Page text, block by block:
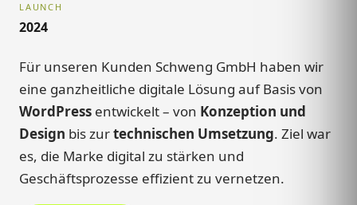
LAUNCH
2024
Für unseren Kunden Schweng GmbH haben wir
eine ganzheitliche digitale Lösung auf Basis von
WordPress entwickelt – von Konzeption und
Design bis zurtechnischen Umsetzung. Ziel war
es, die Marke digital zu stärken und
Geschäftsprozesse effizient zu vernetzen.